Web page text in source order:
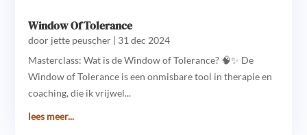
Window Of Tolerance
door jette peuscher | 31 dec 2024
Masterclass: Wat is de Window of Tolerance? 🧠✨ De
Window of Tolerance is een onmisbare tool in therapie en
coaching, die ik vrijwel...
lees meer...